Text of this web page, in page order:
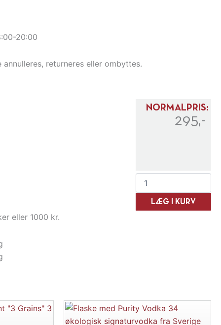
20:00
returneres eller ombyttes.
NORMALPRIS:
295,-
Edradour
Signatory
whisky-
LÆG I KURV
eller 1000 kr.